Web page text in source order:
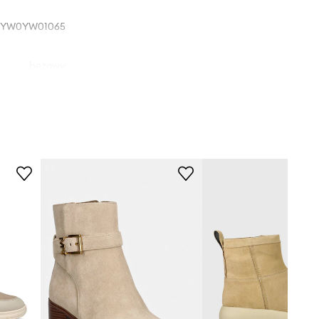
YW0YW01065